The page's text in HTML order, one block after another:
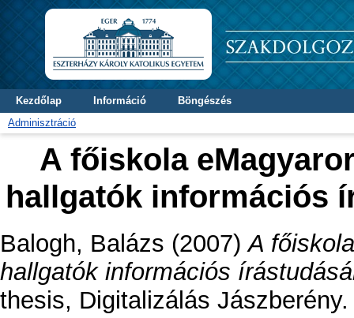
Kezdőlap Információ
Böngészés
Adminisztráció
A főiskola
hallgatók információs
Balogh, Balázs (2007)A
hallgatók információs
thesis, Digitalizálás Jászberény.